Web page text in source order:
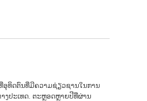
ອຸທິດຕົນທີ່ມີຄວາມຊ່ຽວຊານໃນການ
ງປະເທດ. ຕະຫຼອດຫຼາຍປີທີ່ຜ່ານ